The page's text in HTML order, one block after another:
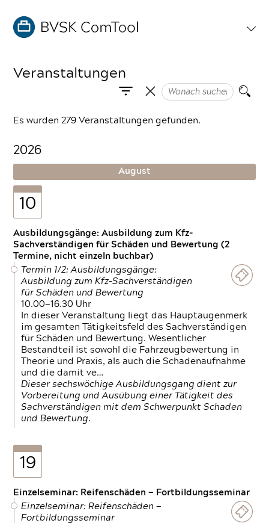
Veranstaltungen
Es wurden 279 Veranstaltungen gefunden.
2026
August
10
Ausbildungsgänge: Ausbildung zum Kfz-
Sachverständigen für Schäden und Bewertung (2
Termine, nicht einzeln buchbar)
Termin 1/2: Ausbildungsgänge:
Ausbildung zum Kfz-Sachverständigen
für Schäden und Bewertung
10.00—16.30 Uhr
In dieser Veranstaltung liegt das Hauptaugenmerk
im gesamten Tätigkeitsfeld des Sachverständigen
für Schäden und Bewertung. Wesentlicher
Bestandteil ist sowohl die Fahrzeugbewertung in
Theorie und Praxis, als auch die Schadenaufnahme
und die damit ve…
Dieser sechswöchige Ausbildungsgang dient zur
Vorbereitung und Ausübung einer Tätigkeit des
Sachverständigen mit dem Schwerpunkt Schaden
und Bewertung.
19
Einzelseminar: Reifenschäden — Fortbildungsseminar
Einzelseminar: Reifenschäden —
Fortbildungsseminar